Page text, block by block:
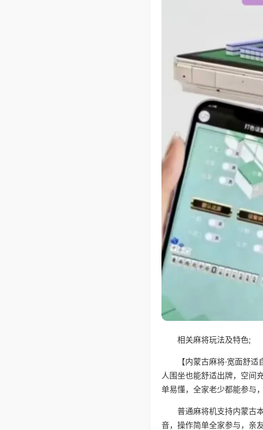
相关麻将玩法及特色;
【内蒙古麻将·宽面舒
人围坐也能舒适出牌，空间
单易懂，全家老少都能参与
普通麻将机支持内蒙古
音，操作简单全家参与，亲